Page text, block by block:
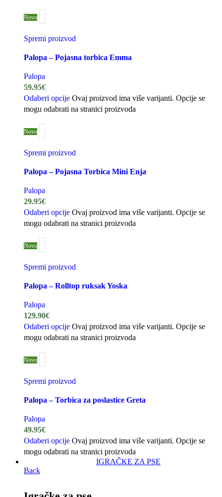
Novo
Spremi proizvod
Palopa – Pojasna torbica Emma
Palopa
59.95€
Odaberi opcije Ovaj proizvod ima više varijanti. Opcije se
mogu odabrati na stranici proizvoda
Novo
Spremi proizvod
Palopa – Pojasna Torbica Mini Enja
Palopa
29.95€
Odaberi opcije Ovaj proizvod ima više varijanti. Opcije se
mogu odabrati na stranici proizvoda
Novo
Spremi proizvod
Palopa – Rolltop ruksak Yoska
Palopa
129.90€
Odaberi opcije Ovaj proizvod ima više varijanti. Opcije se
mogu odabrati na stranici proizvoda
Novo
Spremi proizvod
Palopa – Torbica za poslastice Greta
Palopa
49.95€
Odaberi opcije Ovaj proizvod ima više varijanti. Opcije se
mogu odabrati na stranici proizvoda
IGRAČKE ZA PSE
Back